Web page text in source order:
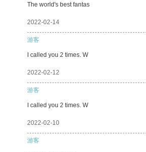
The world's best fantas
2022-02-14
游客
I called you 2 times. W
2022-02-12
游客
I called you 2 times. W
2022-02-10
游客